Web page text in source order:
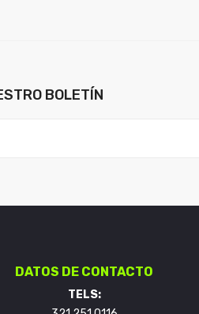
BOLETÍN
DATOS DE CONTACTO
TELS: